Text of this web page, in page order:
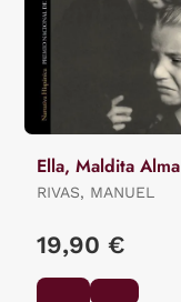
Ella, Maldita Alma
RIVAS, MANUEL
19,90 €